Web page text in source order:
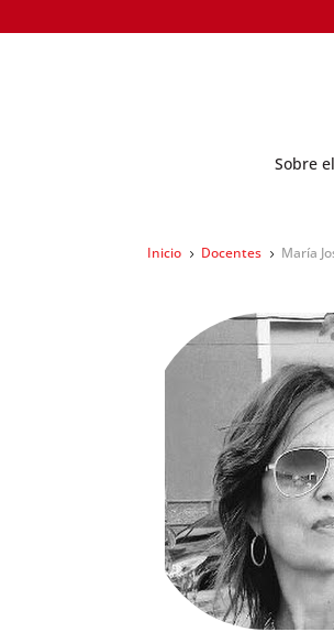
Sobre
Inicio 5 Docentes 5 María